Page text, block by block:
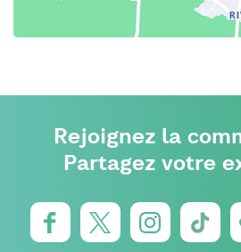
Rejoignez la
Partagez votre